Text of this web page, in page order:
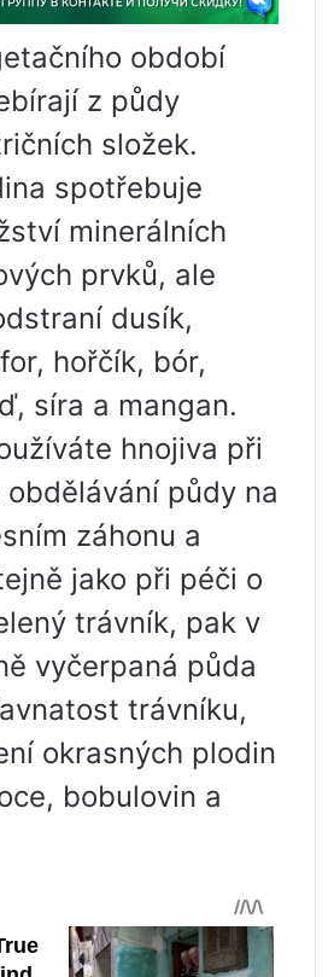
období
z půdy
složek.
spotřebuje
minerálních
prvků, ale
dusík,
hořčík, bór,
síra a mangan.
hnojiva při
půdy na
záhonu a
jako při péči o
trávník, pak v
vyčerpaná půda
trávníku,
okrasných plodin
bobulovin a